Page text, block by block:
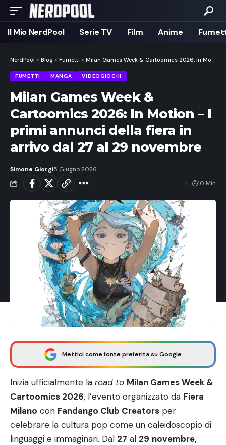
Il Mio NerdPool Serie TV Film Anime
NerdPool > Blog > Fumetti > Milan Games Week & Cartoomics 2026: In Motion – I primi annunci della fiera in arrivo dal 27 al 29 novembre
FUMETTI MANGA VIDEOGIOCHI
Milan Games Week &
Cartoomics 2026: In Motion – I
primi annunci della fiera in
arrivo dal 27 al 29 novembre
Simone Giorgi5 Giugno 2026
10 Min
Mettici come fonte preferita su Google
Inizia ufficialmente la road to Milan Games Week &
Cartoomics 2026, l’evento organizzato da Fiera
Milano con Fandango Club Creators per
celebrare la cultura pop come un caleidoscopio di
linguaggi e immaginari. Dal 27 al 29 novembre,